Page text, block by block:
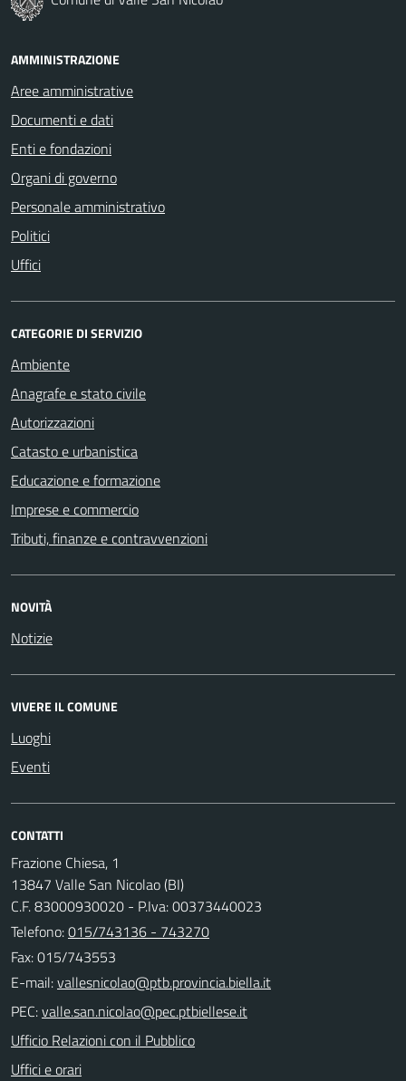
AMMINISTRAZIONE
Aree amministrative
Documenti e dati
Enti e fondazioni
Organi di governo
Personale amministrativo
Politici
Uffici
CATEGORIE DI SERVIZIO
Ambiente
Anagrafe e stato civile
Autorizzazioni
Catasto e urbanistica
Educazione e formazione
Imprese e commercio
Tributi, finanze e contravvenzioni
NOVITÀ
Notizie
VIVERE IL COMUNE
Luoghi
Eventi
CONTATTI
Frazione Chiesa, 1
13847 Valle San Nicolao (BI)
C.F. 83000930020 - P.Iva: 00373440023
Telefono:015/743136 - 743270
Fax: 015/743553
E-mail:
PEC:
Ufficio Relazioni con il Pubblico
Uffici e orari